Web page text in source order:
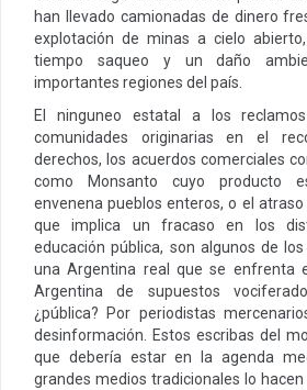
han llevado camionadas de dinero
explotación de minas a cielo
tiempo saqueo y un daño
importantes regiones del país.
El ninguneo estatal a los
comunidades originarias en el
derechos, los acuerdos comerciales
como Monsanto cuyo producto
envenena pueblos enteros, o el
que implica un fracaso en los
educación pública, son algunos de
una Argentina real que se enfrenta
Argentina de supuestos
¿pública? Por periodistas
desinformación. Estos escribas del
que debería estar en la agenda
grandes medios tradicionales lo